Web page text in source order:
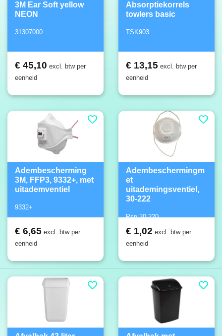
3M Ear Soft yellow
NEON
31307000
€ 45,10 excl. btw per
eenheid
Absorptiekorrels
towlers basic
TSK903
€ 13,15 excl. btw per
eenheid
Adembescherming
3M, FFP3, 9332+, met
uitademventiel
9332+
€ 6,65 excl. btw per
eenheid
Adembeschermingm
et
uitademingsventiel,
30-222
Psp 30-220
€ 1,02 excl. btw per
eenheid